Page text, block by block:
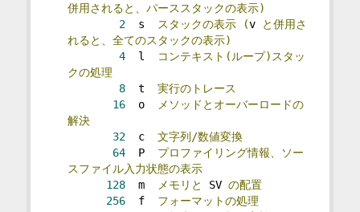
併用されると、パーススタックの表示)
2 s スタックの表示 (v
と併用さ
れると、全てのスタックの表示)
4 l
コンテキスト(ループ)スタッ
クの処理
8 t 実行のトレース
16 o
メソッドとオーバーロードの
解決
32 c 文字列/数値変換
64 P プロファイリング情報、ソー
スファイル入力状態の表示
128 m メモリと SV の配置
256 f フォーマットの処理